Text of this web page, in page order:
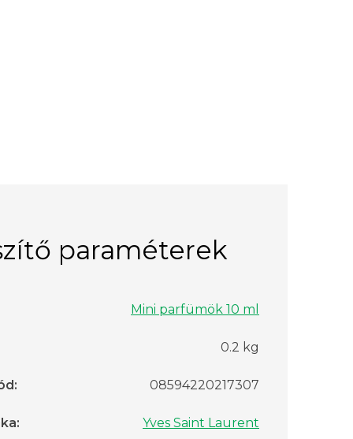
paraméterek
Mini parfümök 10 ml
0.2 kg
: 08594220217307
: Yves Saint Laurent